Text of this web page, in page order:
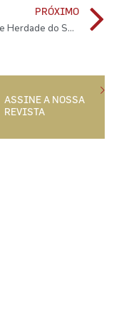
PRÓXIMO
25 Anos de Herdade do Sobroso
ASSINE A NOSSA
REVISTA